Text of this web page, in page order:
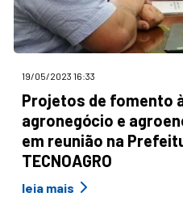
19/05/2023 16:33
Projetos de fomento
agronegócio e
em reunião na
TECNOAGRO
leia mais